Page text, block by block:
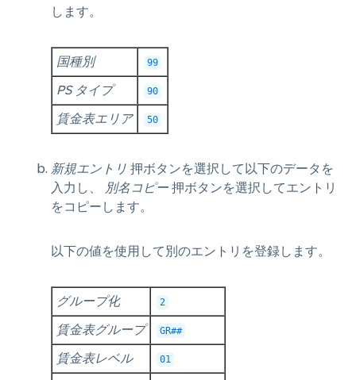
します。
国種別 99
PS タイプ 90
賃金表エリア 50
新規エントリ 押ボタンを選択して以下のデータを
入力し、
別名コピー押ボタンを選択してエントリ
をコピーします。
以下の値を使用して別のエントリを登録します。
グループ化 2
賃金表グループ GR##
賃金表レベル 01